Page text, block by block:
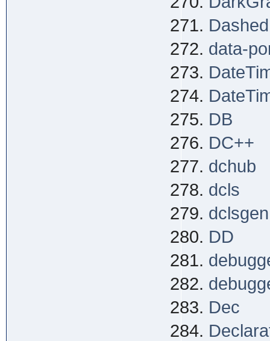
data-
DB
DC++
dchub
dcls
dclsgen
DD
Dec